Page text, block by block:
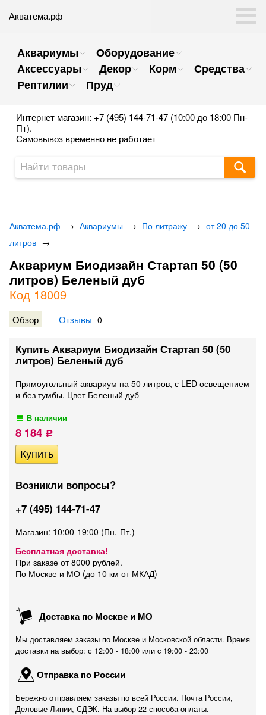
Акватема.рф
Аквариумы
Оборудование
Аксессуары
Декор Корм
Средства
Рептилии
Пруд
Интернет магазин: +7 (495) 144-71-47 (10:00 до 18:00 Пн-
Пт).
Самовывоз временно не работает
Акватема.рф → Аквариумы → По литражу → от 20 до 50
литров →
Аквариум Биодизайн Стартап 50 (50
литров) Беленый дуб
Код 18009
Обзор Отзывы 0
Купить Аквариум Биодизайн Стартап 50 (50
литров) Беленый дуб
Прямоугольный аквариум на 50 литров, с LED освещением
и без тумбы. Цвет Беленый дуб
В наличии
8 184 Р
Возникли вопросы?
+7 (495) 144-71-47
Магазин: 10:00-19:00 (Пн.-Пт.)
Бесплатная доставка!
При заказе от 8000 рублей.
По Москве и МО (до 10 км от МКАД)
Доставка по Москве и МО
Мы доставляем заказы по Москве и Московской области. Время
доставки на выбор: с 12:00 - 18:00 или c 19:00 - 23:00
Отправка по России
Бережно отправляем заказы по всей России. Почта России,
Деловые Линии, СДЭК. На выбор 22 способа оплаты.